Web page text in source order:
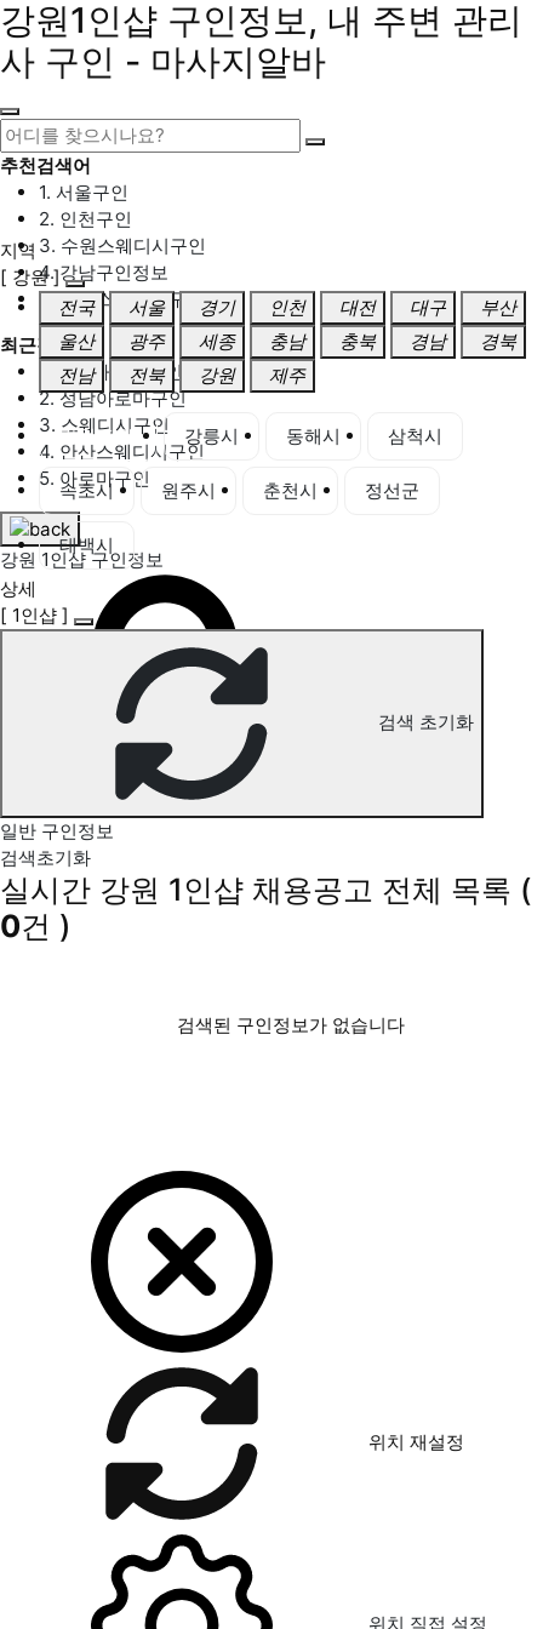
강원1인샵 구인정보, 내 주변 관리
사 구인 - 마사지알바
추천검색어
1. 서울구인
2. 인천구인
3. 수원스웨디시구인
4. 강남구인정보
5. 동탄스웨디시구인
최근검색어
1. 일산마사지구인
2. 성남아로마구인
3. 스웨디시구인
4. 안산스웨디시구인
5. 아로마구인
강원 1인샵 구인정보
지역
[ 강원 ]
전국
서울 경기 인천 대전 대구
부산
울산
광주 세종 충남 충북 경남
경북
전남
전북 강원 제주
강원 전체 강릉시 동해시 삼척시
속초시 원주시 춘천시 정선군
태백시
상세
[ 1인샵 ]
검색 초기화
일반 구인정보
검색초기화
실시간 강원 1인샵 채용공고 전체 목록 (
0건 )
검색된 구인정보가 없습니다
위치 재설정
위치 직접 설정